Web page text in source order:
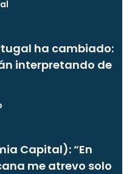
ha cambiado:
interpretando de
Capital): “En
me atrevo solo